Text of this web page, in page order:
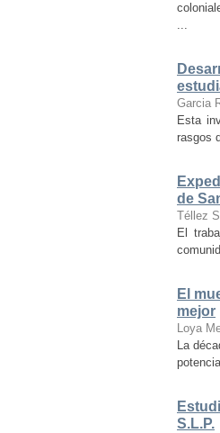
...
Garcia
Esta
rasgos
de
Téllez
El
El
mejor
Loya
La
S.L.P.